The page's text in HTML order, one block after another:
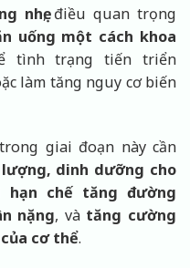
nhẹ, điều quan trọng
uống một cách khoa
tình trạng tiến triển
làm tăng nguy cơ biến
giai đoạn này cần
dinh dưỡng cho
hạn chế tăng đường
nặng, và tăng cường
cơ thể.